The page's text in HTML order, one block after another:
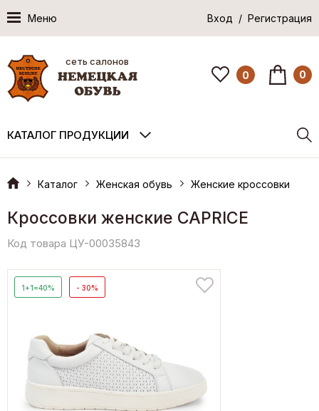
Меню Вход / Регистрация
сеть салонов
0 0
КАТАЛОГ ПРОДУКЦИИ
Каталог Женская обувь Женские кроссовки
Кроссовки женские CAPRICE
Код товара ЦУ-00035843
1+1=40% - 30%